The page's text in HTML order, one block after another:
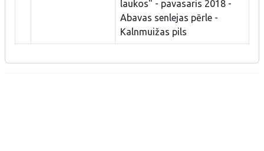
laukos" - pavasaris 2018 -
Abavas senlejas pērle -
Kalnmuižas pils